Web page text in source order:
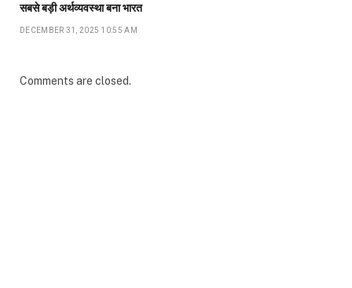
सबसे बड़ी अर्थव्यवस्था बना भारत
DECEMBER 31, 2025 10:55 AM
Comments are closed.